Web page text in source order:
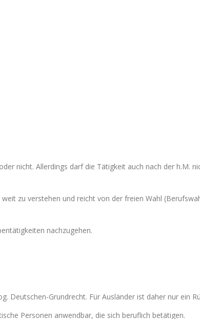
nicht. Allerdings darf die Tätigkeit auch nach der h.M.
zu verstehen und reicht von der freien Wahl
nachzugehen.
Deutschen-Grundrecht. Für Ausländer ist daher nur ein
Personen anwendbar, die sich beruflich betätigen.